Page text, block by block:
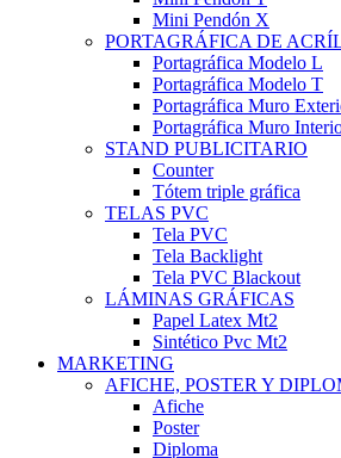
Mini Pendón X
PORTAGRÁFICA DE
Portagráfica Modelo L
Portagráfica Modelo T
Portagráfica Muro
Portagráfica Muro
STAND PUBLICITARIO
Counter
Tótem triple gráfica
TELAS PVC
Tela PVC
Tela Backlight
Tela PVC Blackout
LÁMINAS GRÁFICAS
Papel Latex Mt2
Sintético Pvc Mt2
MARKETING
AFICHE, POSTER Y
Afiche
Poster
Diploma